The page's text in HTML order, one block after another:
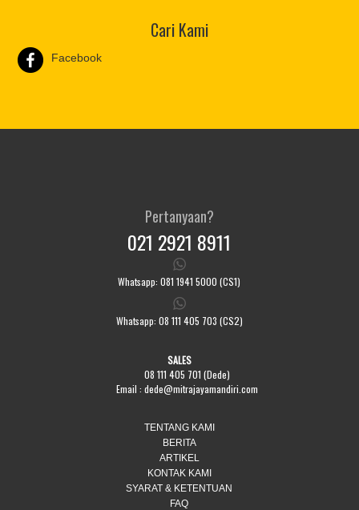
Cari Kami
Facebook
Pertanyaan?
021 2921 8911
Whatsapp: 081 1941 5000 (CS1)
Whatsapp: 08 111 405 703 (CS2)
SALES
08 111 405 701 (Dede)
Email :dede@mitrajayamandiri.com
TENTANG KAMI
BERITA
ARTIKEL
KONTAK KAMI
SYARAT & KETENTUAN
FAQ